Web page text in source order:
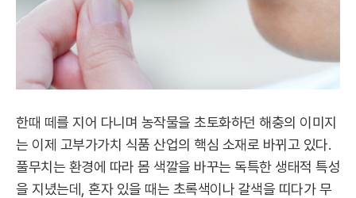
한때 떼를 지어 다니며 농작물을 초토화하던 해충의 이미지
는 이제 고부가가치 식품 산업의 핵심 소재로 바뀌고 있다.
풀무치는 환경에 따라 몸 색깔을 바꾸는 독특한 생태적 특성
을 지녔는데, 혼자 있을 때는 초록색이나 갈색을 띠다가 무